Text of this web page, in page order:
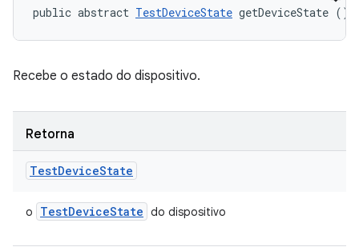
public abstract TestDeviceState getDeviceState ()
Recebe o estado do dispositivo.
Retorna
TestDeviceState
o TestDeviceState do dispositivo